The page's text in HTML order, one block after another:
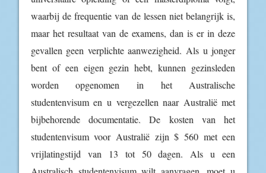
waarbij de frequentie van de lessen niet belangrijk is,
maar het resultaat van de examens, dan is er in deze
gevallen geen verplichte aanwezigheid. Als u jonger
bent of een eigen gezin hebt, kunnen gezinsleden
worden opgenomen in het Australische
studentenvisum en u vergezellen naar Australië met
bijbehorende documentatie. De kosten van het
studentenvisum voor Australië zijn $ 560 met een
vrijlatingstijd van 13 tot 50 dagen. Als u een